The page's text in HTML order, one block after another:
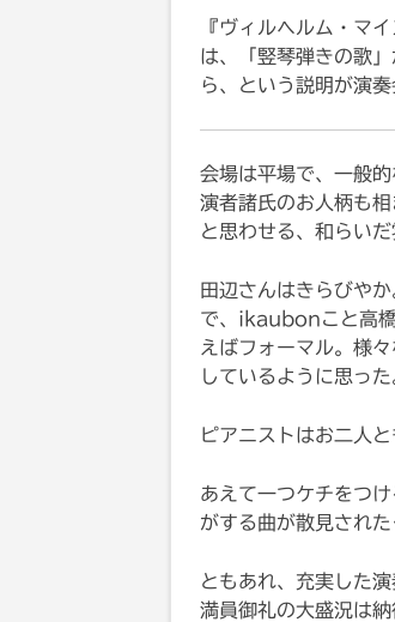
『ヴィルヘルム・マ
は、「竪琴弾きの歌
ら、という説明が演奏
会場は平場で、一般
演者諸氏のお人柄も
と思わせる、和らい
田辺さんはきらびや
で、ikaubonこと高
えばフォーマル。様
しているように思った
ピアニストはお二人
あえて一つケチをつ
がする曲が散見された
ともあれ、充実した
満員御礼の大盛況は